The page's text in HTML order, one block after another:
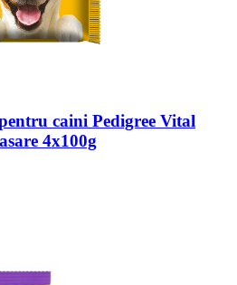
caini Pedigree Vital
4x100g